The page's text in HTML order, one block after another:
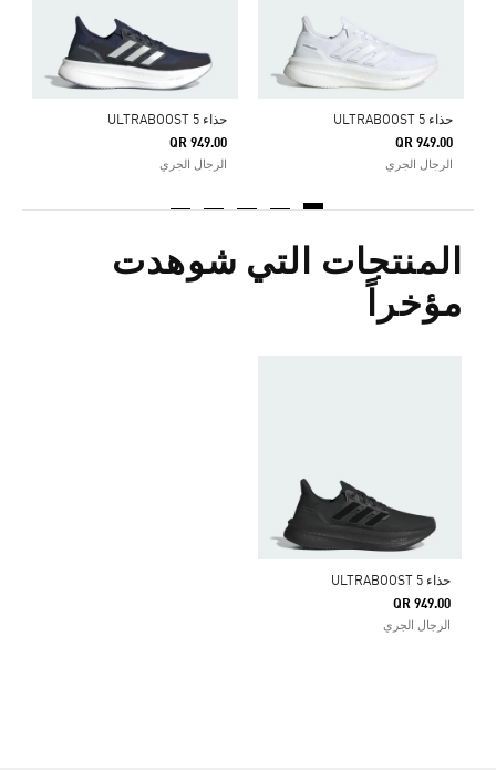
حذاء ULTRABOOST 5
QR 949.00
الرجال الجري
حذاء ULTRABOOST 5
QR 949.00
الرجال الجري
المنتجات التي شوهدت
مؤخراً
حذاء ULTRABOOST 5
QR 949.00
الرجال الجري